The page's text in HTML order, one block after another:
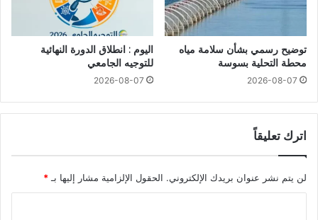
توضيح رسمي بشأن سلامة مياه
محطة التحلية بسوسة
2026-08-07
اليوم : انطلاق الدورة النهائية
للتوجيه الجامعي
2026-08-07
اترك تعليقاً
لن يتم نشر عنوان بريدك الإلكتروني. الحقول الإلزامية مشار إليها بـ *